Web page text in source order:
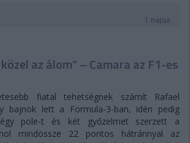
1 napja
az álom” – Camara az F1-es
fiatal tehetségnek számít Rafael
bajnok lett a Formula-3-ban, idén pedig
pole-t és két győzelmet szerzett a
mindössze 22 pontos hátránnyal az